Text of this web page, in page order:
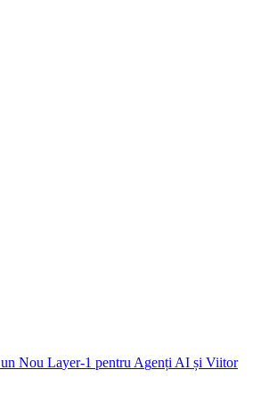
un Nou Layer-1 pentru Agenți AI și Viitor